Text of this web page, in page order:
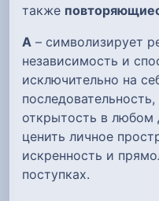
также
А – символизирует
независимость и
исключительно на
открытость в любом
ценить личное
искренность и
поступках.